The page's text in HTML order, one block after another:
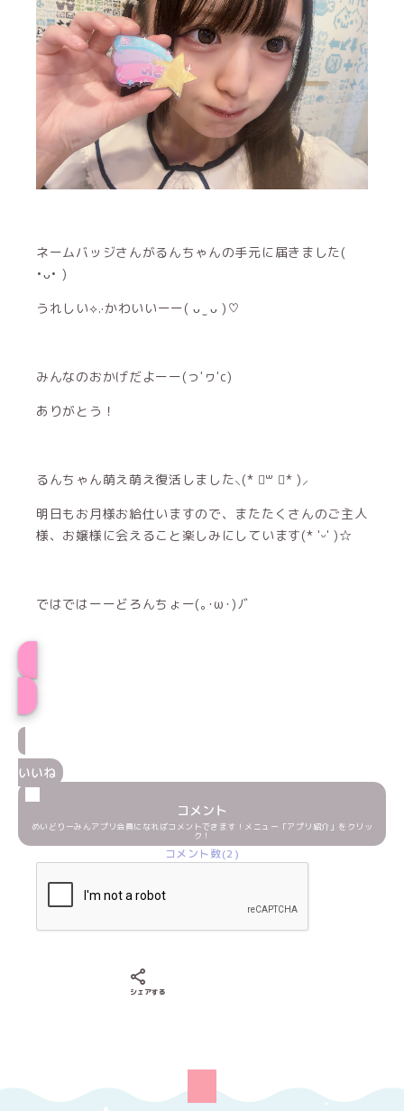
ネームバッジさんがるんちゃんの手元に届きました(
•ᴗ• )
うれしい⟡.·かわいいーー( ᴗ ̫ ᴗ )♡
みんなのおかげだよーー(っ'ヮ'c)
ありがとう！
るんちゃん萌え萌え復活しました⸜(* ॑꒳ ॑* )⸝
明日もお月様お給仕いますので、またたくさんのご主人
様、お嬢様に会えること楽しみにしています(* 'ᵕ' )☆
ではではーーどろんちょー(｡･ω･)ﾉﾞ
いいね
コメント
めいどりーみんアプリ会員になればコメントできます！メニュー「アプリ紹介」をクリッ
ク！
コメント数(2)
シェアする